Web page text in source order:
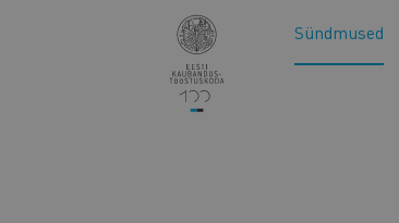
Main
navigation
Sündmused